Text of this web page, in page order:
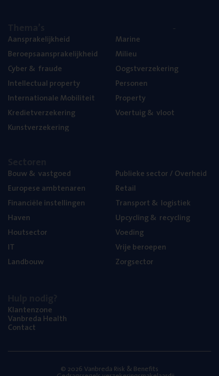
Aan­spra­ke­lijk­heid
Beroeps­aan­spra­ke­lijk­heid
Cyber& fraude
Intel­lec­tu­al property
Inter­na­ti­o­na­le Mobiliteit
Kre­diet­ver­ze­ke­ring
Kunst­ver­ze­ke­ring
Mari­ne
Mili­eu
Oogst­ver­ze­ke­ring
Per­so­nen
Pro­per­ty
Voer­tuig& vloot
Bouw& vastgoed
Euro­pe­se ambtenaren
Finan­ci­ë­le instellingen
Haven
Hout­sec­tor
IT
Land­bouw
Publie­ke sec­tor / Overheid
Retail
Trans­port& logistiek
Upcy­cling& recycling
Voe­ding
Vrije beroe­pen
Zorg­sec­tor
Klan­ten­zo­ne
Van­b­re­da Health
Con­tact
© 2026 Vanbreda Risk & Benefits